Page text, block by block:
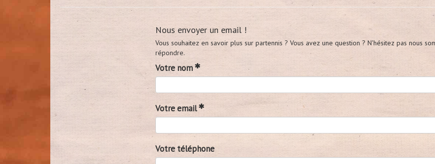
Nous envoyer un email !
Vous souhaitez en savoir plus sur partennis ? Vous avez une question ? N'hésitez pas nous
répondre.
Votre nom
Votre email
Votre téléphone